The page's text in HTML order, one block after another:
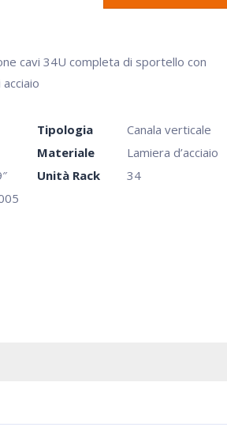
cavi 34U completa di sportello con
Tipologia
Canala verticale
Materiale
Lamiera d’acciaio
Unità Rack
34